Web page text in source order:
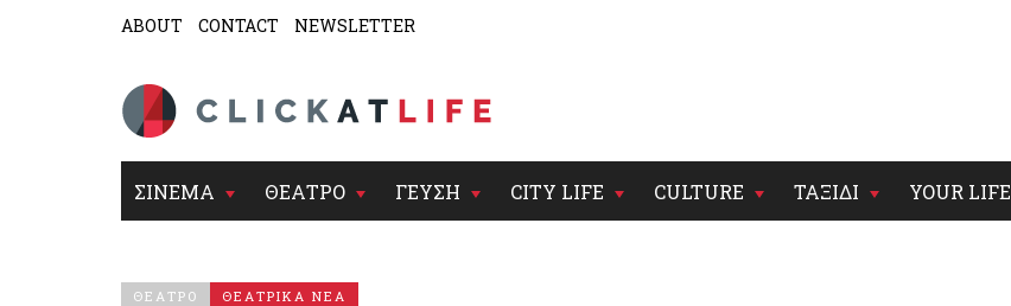
ABOUT CONTACT NEWSLETTER
ΣΙΝΕΜΑ ΘΕΑΤΡΟ ΓΕΥΣΗ CITY LIFE CULTURE ΤΑΞΙΔΙ YOUR LIFE
ΘΕΑΤΡΟ ΘΕΑΤΡΙΚΑ ΝΕΑ